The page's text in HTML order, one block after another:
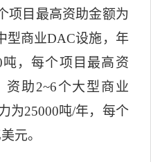
项目最高资助金额为
型商业DAC设施，年
吨，每个项目最高资
资助2~6个大型商业
为25000吨/年，每个
元。